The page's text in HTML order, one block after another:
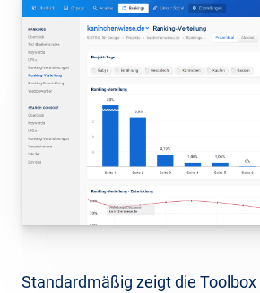
Standardmäßig zeigt die Toolbox